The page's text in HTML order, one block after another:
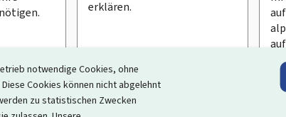
notwendige Cookies, ohne
Cookies können nicht abgelehnt
zu statistischen Zwecken
erklären.
Newsletter abonnieren
das Ihre Interaktion mit dem Staat vereinfacht